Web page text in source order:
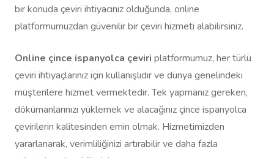
bir konuda çeviri ihtiyacınız olduğunda, online
platformumuzdan güvenilir bir çeviri hizmeti alabilirsiniz.
Online çince ispanyolca çeviri platformumuz, her türlü
çeviri ihtiyaçlarınız için kullanışlıdır ve dünya genelindeki
müşterilere hizmet vermektedir. Tek yapmanız gereken,
dökümanlarınızı yüklemek ve alacağınız çince ispanyolca
çevirilerin kalitesinden emin olmak. Hizmetimizden
yararlanarak, verimliliğinizi artırabilir ve daha fazla